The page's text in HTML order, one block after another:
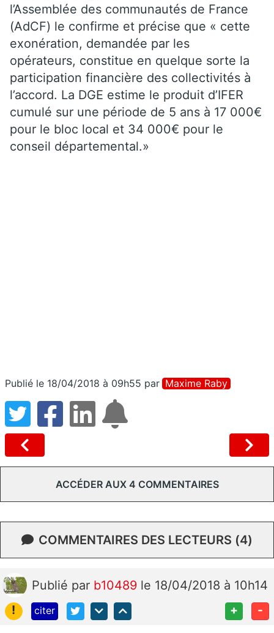
l’Assemblée des communautés de France
(AdCF) le confirme et précise que « cette
exonération, demandée par les
opérateurs, constitue en quelque sorte la
participation financière des collectivités à
l’accord. La DGE estime le produit d’IFER
cumulé sur une période de 5 ans à 17 000€
pour le bloc local et 34 000€ pour le
conseil départemental.»
Publié le 18/04/2018 à 09h55 par Maxime Raby
ACCÉDER AUX 4 COMMENTAIRES
COMMENTAIRES DES LECTEURS (4)
Publié par b10489 le 18/04/2018 à 10h14
!
citer + -